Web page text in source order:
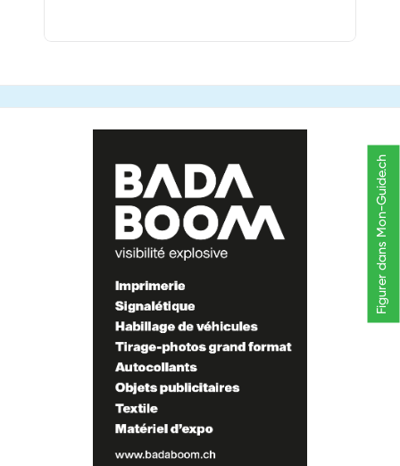
Figurer dans Mon-Guide.ch